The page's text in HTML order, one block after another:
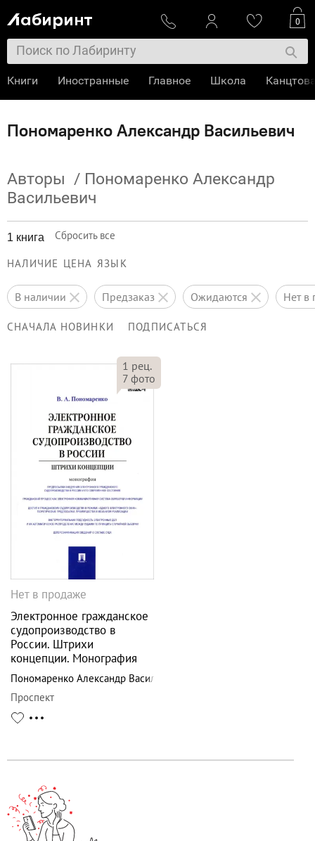
Пономаренко Александр Васильевич
Авторы / Пономаренко Александр
Васильевич
1 книга Сбросить все
НАЛИЧИЕ ЦЕНА ЯЗЫК
в наличии предзаказ ожидаются нет
СНАЧАЛА НОВИНКИ ПОДПИСАТЬСЯ
1 рец.
7 фото
Нет в продаже
Электронное гражданское
судопроизводство в
России. Штрихи
концепции. Монография
Пономаренко Александр Васильевич
Проспект
0
Книги Иностранные Главное Школа